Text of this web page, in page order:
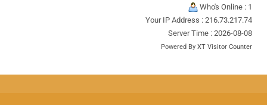
Who's Online : 1
Your IP Address : 216.73.217.74
Server Time : 2026-08-08
Powered By XT Visitor Counter